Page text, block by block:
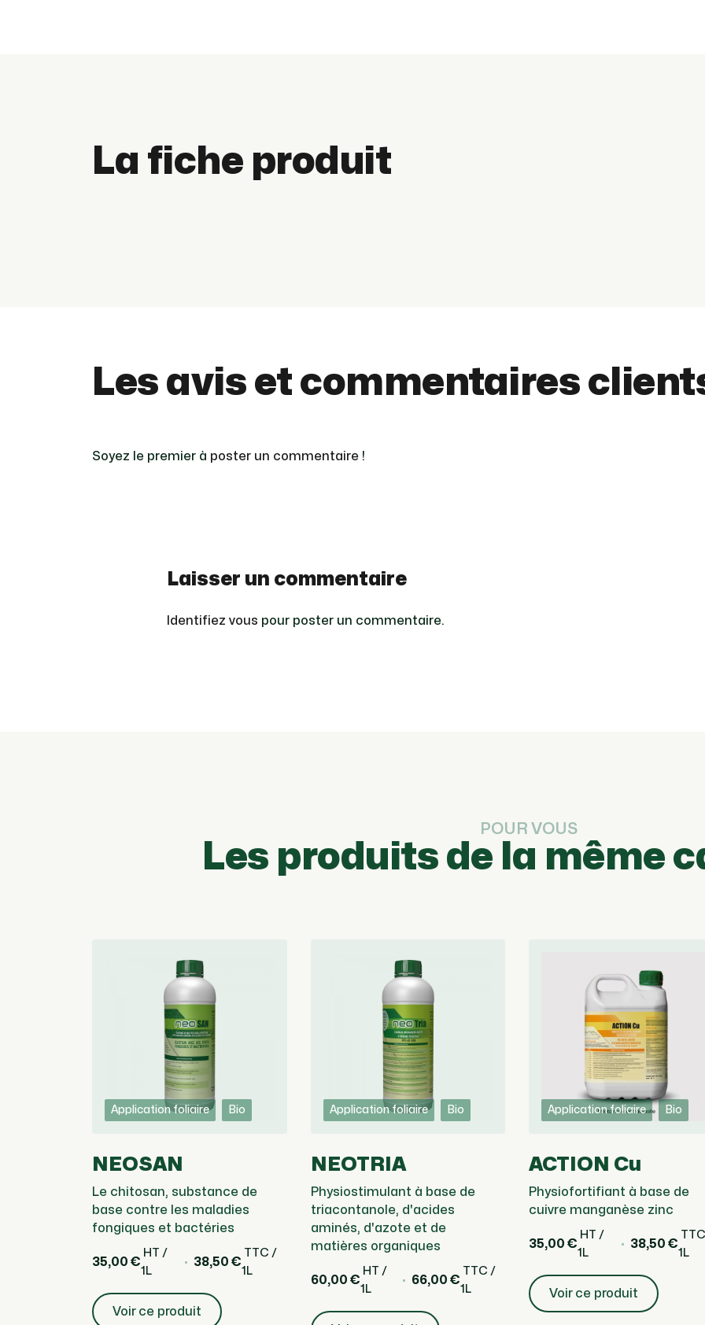
La fiche produit
Les avis et commentaires
Soyez le premier à poster un commentaire !
Laisser un commentaire
Identifiez vous pour poster un commentaire.
POUR VOUS
Les produits de la même
Application foliaire Bio
NEOSAN
Le chitosan, substance de
base contre les maladies
fongiques et bactéries
35,00 €
HT /
1L
38,50 €
TTC /
1L
Voir ce produit
Application foliaire Bio
NEOTRIA
Physiostimulant à base de
triacontanole, d'acides
aminés, d'azote et de
matières organiques
60,00 €
HT /
1L
66,00 €
TTC /
1L
Application foliaire Bio
ACTION Cu
Physiofortifiant à base de
cuivre manganèse zinc
35,00 €
HT /
1L
38,50 €
1L
Voir ce produit